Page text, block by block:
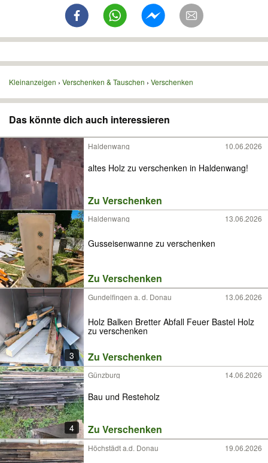
Kleinanzeigen Verschenken & Tauschen Verschenken
Das könnte dich auch interessieren
Haldenwang 10.06.2026
altes Holz zu verschenken in Haldenwang!
Zu Verschenken
Haldenwang 13.06.2026
Gusseisenwanne zu verschenken
Zu Verschenken
3
Gundelfingen a. d. Donau 13.06.2026
Holz Balken Bretter Abfall Feuer Bastel Holz
zu verschenken
Zu Verschenken
4
Günzburg 14.06.2026
Bau und Resteholz
Zu Verschenken
Höchstädt a.d. Donau 19.06.2026